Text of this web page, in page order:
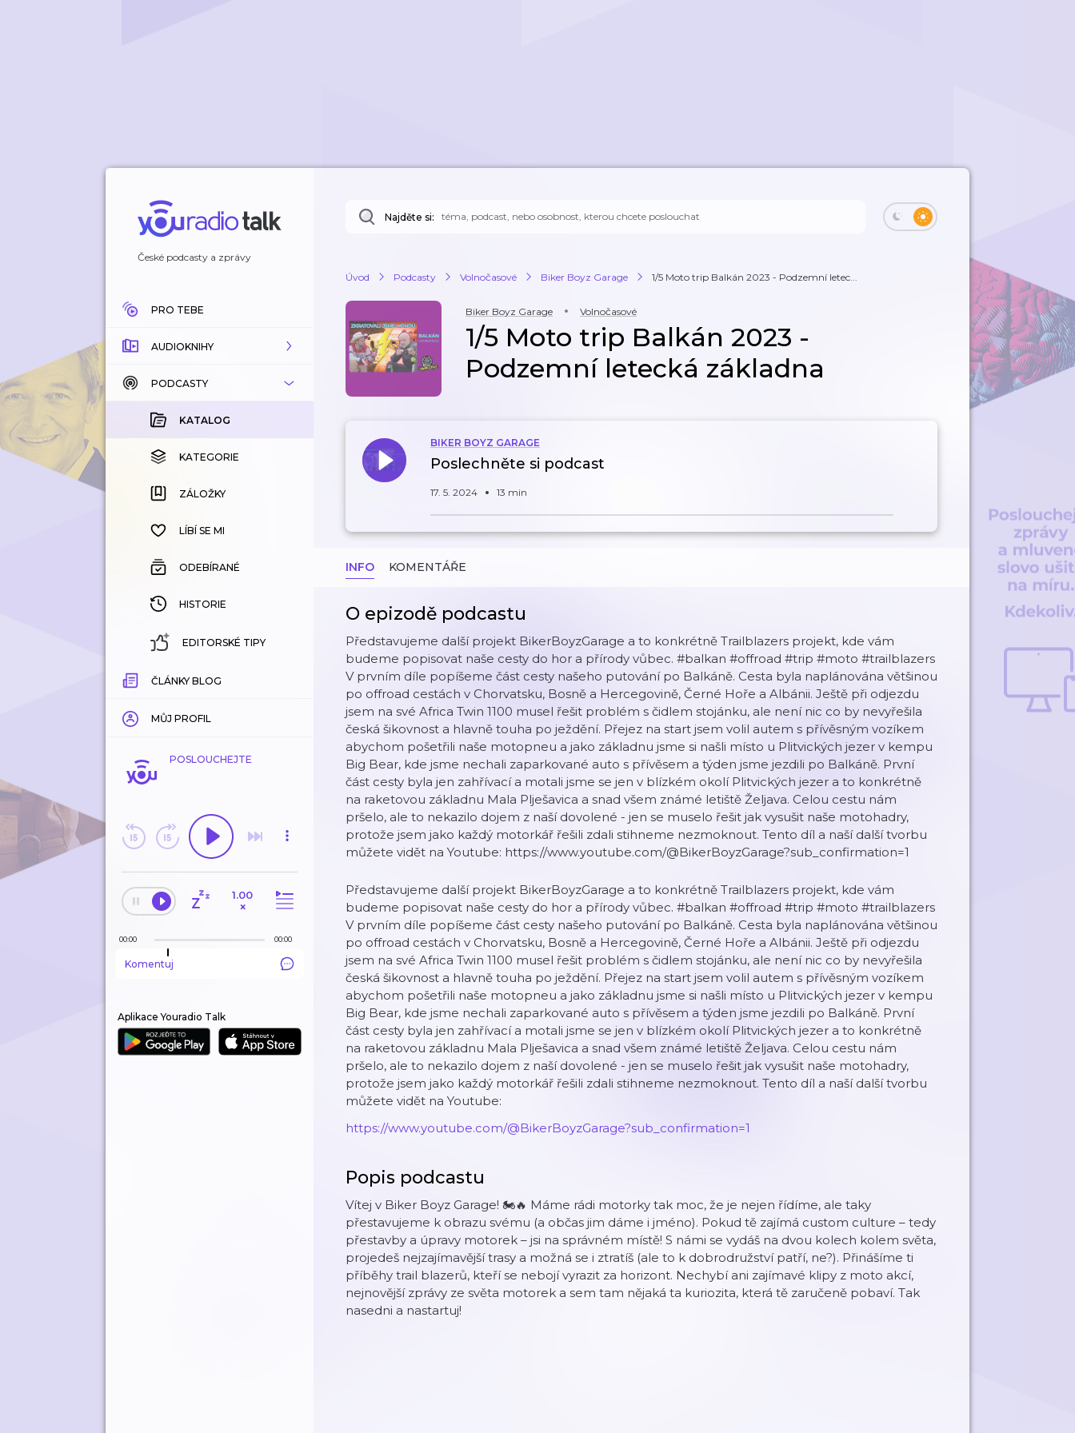
České podcasty a zprávy
PRO TEBE
AUDIOKNIHY
KATALOG
KOUPENÉ
KATEGORIE
ZÁLOŽKY
HISTORIE
PODCASTY
KATALOG
KATEGORIE
ZÁLOŽKY
LÍBÍ SE MI
ODEBÍRANÉ
HISTORIE
EDITORSKÉ TIPY
ČLÁNKY BLOG
MŮJ PROFIL
POSLOUCHEJTE
1.00
×
00:00 00:00
Komentuj
Aplikace Youradio Talk
Najděte si:
Úvod Podcasty Volnočasové Biker Boyz Garage 1/5 Moto trip Balkán 2023 - Podzemní letec...
Biker Boyz Garage Volnočasové
1/5 Moto trip Balkán 2023 -
Podzemní letecká základna
BIKER BOYZ GARAGE
Poslechněte si podcast
17. 5. 2024 13 min
INFO KOMENTÁŘE
O epizodě podcastu
Představujeme další projekt BikerBoyzGarage a to konkrétně Trailblazers projekt, kde vám
budeme popisovat naše cesty do hor a přírody vůbec. #balkan #offroad #trip #moto #trailblazers
V prvním díle popíšeme část cesty našeho putování po Balkáně. Cesta byla naplánována většinou
po offroad cestách v Chorvatsku, Bosně a Hercegovině, Černé Hoře a Albánii. Ještě při odjezdu
jsem na své Africa Twin 1100 musel řešit problém s čidlem stojánku, ale není nic co by nevyřešila
česká šikovnost a hlavně touha po ježdění. Přejez na start jsem volil autem s přívěsným vozíkem
abychom pošetřili naše motopneu a jako základnu jsme si našli místo u Plitvických jezer v kempu
Big Bear, kde jsme nechali zaparkované auto s přívěsem a týden jsme jezdili po Balkáně. První
část cesty byla jen zahřívací a motali jsme se jen v blízkém okolí Plitvických jezer a to konkrétně
na raketovou základnu Mala Plješavica a snad všem známé letiště Željava. Celou cestu nám
pršelo, ale to nekazilo dojem z naší dovolené - jen se muselo řešit jak vysušit naše motohadry,
protože jsem jako každý motorkář řešili zdali stihneme nezmoknout. Tento díl a naší další tvorbu
můžete vidět na Youtube: https://www.youtube.com/@BikerBoyzGarage?sub_confirmation=1
Představujeme další projekt BikerBoyzGarage a to konkrétně Trailblazers projekt, kde vám
budeme popisovat naše cesty do hor a přírody vůbec. #balkan #offroad #trip #moto #trailblazers
V prvním díle popíšeme část cesty našeho putování po Balkáně. Cesta byla naplánována většinou
po offroad cestách v Chorvatsku, Bosně a Hercegovině, Černé Hoře a Albánii. Ještě při odjezdu
jsem na své Africa Twin 1100 musel řešit problém s čidlem stojánku, ale není nic co by nevyřešila
česká šikovnost a hlavně touha po ježdění. Přejez na start jsem volil autem s přívěsným vozíkem
abychom pošetřili naše motopneu a jako základnu jsme si našli místo u Plitvických jezer v kempu
Big Bear, kde jsme nechali zaparkované auto s přívěsem a týden jsme jezdili po Balkáně. První
část cesty byla jen zahřívací a motali jsme se jen v blízkém okolí Plitvických jezer a to konkrétně
na raketovou základnu Mala Plješavica a snad všem známé letiště Željava. Celou cestu nám
pršelo, ale to nekazilo dojem z naší dovolené - jen se muselo řešit jak vysušit naše motohadry,
protože jsem jako každý motorkář řešili zdali stihneme nezmoknout. Tento díl a naší další tvorbu
můžete vidět na Youtube:
https://www.youtube.com/@BikerBoyzGarage?sub_confirmation=1
Popis podcastu
Vítej v Biker Boyz Garage! 🏍️🔥 Máme rádi motorky tak moc, že je nejen řídíme, ale taky
přestavujeme k obrazu svému (a občas jim dáme i jméno). Pokud tě zajímá custom culture – tedy
přestavby a úpravy motorek – jsi na správném místě! S námi se vydáš na dvou kolech kolem světa,
projedeš nejzajímavější trasy a možná se i ztratíš (ale to k dobrodružství patří, ne?). Přinášíme ti
příběhy trail blazerů, kteří se nebojí vyrazit za horizont. Nechybí ani zajímavé klipy z moto akcí,
nejnovější zprávy ze světa motorek a sem tam nějaká ta kuriozita, která tě zaručeně pobaví. Tak
nasedni a nastartuj!